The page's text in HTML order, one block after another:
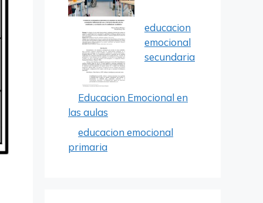
educacion
emocional
secundaria
Educacion Emocional en
las aulas
educacion emocional
primaria